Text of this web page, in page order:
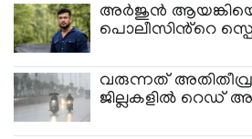
അർജുൻ ആയങ്കിയെ
പൊലീസിൻ്റെ
വരുന്നത്
ജില്ലകളിൽ റെഡ്